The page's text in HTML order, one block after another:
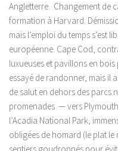
Angletterre. Changement de
formation à Harvard.
mais l’emploi du temps s’est
européenne. Cape Cod,
luxueuses et pavillons en
essayé de randonner, mais il
de salut en dehors des parcs
promenades — vers
l’Acadia National Park,
obligées de homard (le plat